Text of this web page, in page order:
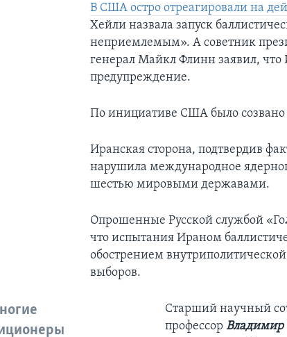
В США остро отреагировали на
Хейли назвала запуск
неприемлемым». А советник
генерал Майкл Флинн заявил, что
предупреждение.
По инициативе США было созвано
Иранская сторона, подтвердив
нарушила международное
шестью мировыми державами.
Опрошенные Русской службой
что испытания Ираном
обострением
выборов.
Старший научный
профессор